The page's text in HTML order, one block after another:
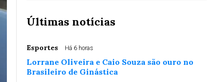
Últimas notícias
Esportes Há 6 horas
Lorrane Oliveira e Caio Souza são ouro no
Brasileiro de Ginástica